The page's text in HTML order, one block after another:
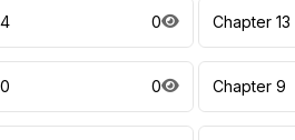
0 Chapter 13
0 Chapter 9